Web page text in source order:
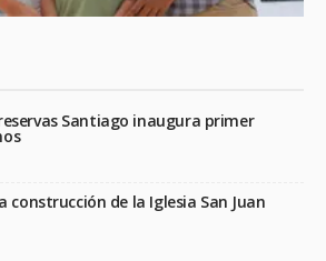
Santiago inaugura primer
construcción de la Iglesia San Juan